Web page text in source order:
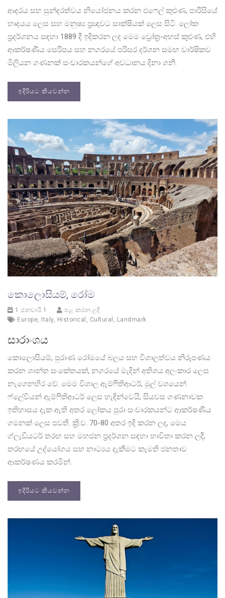
ආදරය සහ සුන්දරත්වය නියෝජනය කරන එෆෙල් කුළුණ, පාරිසියේ
හෘදයය ලෙස සහ මනුෂ්‍ය ප්‍රඥාවට සාක්ෂියක් ලෙස සිටී. ලෝක
ප්‍රදර්ශනය සඳහා 1889 දී ඉදිකරන ලද මෙම ව්‍රෝත්‍ර-අහස් කුළුණ, එහි
ආකර්ෂණීය සෙරීපය සහ නගරයේ පරිසර දර්ශන සමඟ වාර්ෂිකව
මිලියන ගණනක් සංචාරකයන්ගේ අවධානය දිනා ගනී.
ඉදිරියට කියවන්න
කොලොසියම්, රෝම
1 ජනවාරි 1
පළ කරන ලදී
Europe Italy, Historical Cultural Landmark
සාරාංශය
කොලොසියම්, පුරාණ රෝමයේ බලය සහ විශාලත්වය නිරූපණය
කරන ශාන්ත සංකේතයක්, නගරයේ මැදින් අතිශය අලංකාර ලෙස
නැගෙනහිර වේ. මෙම විශාල ඇම්ෆිතිආටර්, මුල් වශයෙන්
ෆ්ලේවියන් ඇම්ෆිතිආටර් ලෙස හැඳින්වෙයි, සියවස ගණනාවක
ඉතිහාසය දැක ඇති අතර ලෝකය පුරා සංචාරකයන්ට ආකර්ෂණීය
ගමනක් ලෙස පවතී. ක්‍රි.ව. 70-80 අතර ඉදි කරන ලද, මෙය
ග්ලැඩියටර් තරඟ සහ මහජන ප්‍රදර්ශන සඳහා භාවිතා කරන ලදී,
තරඟයේ උද්යෝගය සහ නාට්‍යය දැකීමට කැමති ජනතාව
ආකර්ෂණය කරමින්.
ඉදිරියට කියවන්න